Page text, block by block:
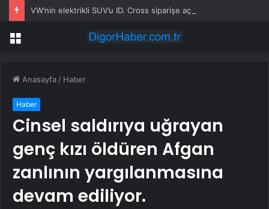
VW’nin elektrikli SUV’u ID. Cross siparişe açıldı
Menü
Anasayfa / Haber
Haber
Cinsel saldırıya uğrayan
genç kızı öldüren Afgan
zanlının yargılanmasına
devam ediliyor.